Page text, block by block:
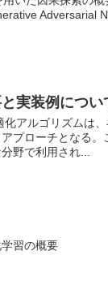
Adversarial
実装例につい
アルゴリズムは
プローチとなる
野で利用され...
習の概要